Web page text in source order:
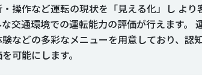
操作など運転の現状を「見える化」し よ
な交通環境での運転能力の評価が行えます
などの多彩なメニューを用意しており、
可能にします。